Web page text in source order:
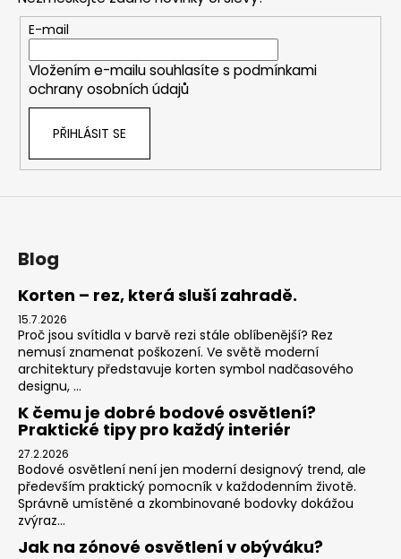
E-mail
Vložením e-mailu souhlasíte s podmínkami
ochrany osobních údajů
PŘIHLÁSIT SE
Blog
Korten – rez, která sluší zahradě.
15.7.2026
Proč jsou svítidla v barvě rezi stále oblíbenější? Rez
nemusí znamenat poškození. Ve světě moderní
architektury představuje korten symbol nadčasového
designu, ...
K čemu je dobré bodové osvětlení?
Praktické tipy pro každý interiér
27.2.2026
Bodové osvětlení není jen moderní designový trend, ale
především praktický pomocník v každodenním životě.
Správně umístěné a zkombinované bodovky dokážou
zvýraz...
Jak na zónové osvětlení v obýváku?